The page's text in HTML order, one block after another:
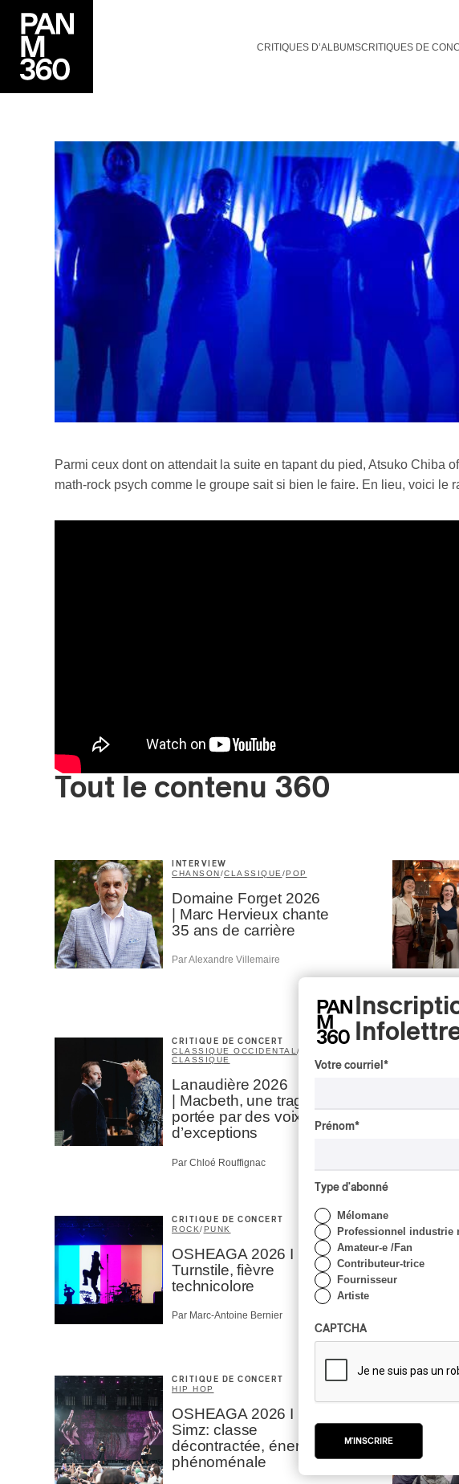
CRITIQUES D’ALBUMSCRITIQUES DE
Parmi ceux dont on attendait la suite en tapant du pied, Atsuko Chiba
math-rock psych comme le groupe sait si bien le faire. En lieu, voici le
Tout le contenu 360
INTERVIEW
CHANSON/CLASSIQUE /POP
Domaine Forget 2026
| Marc Hervieux chante
35 ans de carrière
Par Alexandre Villemaire
CRITIQUE DE CONCERT
CLASSIQUE OCCIDENTAL/
CLASSIQUE
Lanaudière 2026
| Macbeth, une tragédie
portée par des voix
d’exceptions
Par Chloé Rouffignac
CRITIQUE DE CONCERT
ROCK/PUNK
OSHEAGA 2026 I
Turnstile, fièvre
technicolore
Par Marc-Antoine Bernier
CRITIQUE DE CONCERT
HIP HOP
OSHEAGA 2026 I Little
Simz: classe
décontractée, énergie
phénoménale
Votre courriel *
Prénom*
Type d'abonné
Mélomane
Professionnel industrie
Amateur-e /Fan
Contributeur-trice
Fournisseur
Artiste
CAPTCHA
M'INSCRIRE